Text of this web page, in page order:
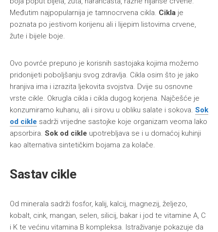
Međutim najpopularnija je tamnocrvena cikla. Cikla je
poznata po jestivom korijenu ali i lijepim listovima crvene,
žute i bijele boje.
Ovo povrće prepuno je korisnih sastojaka kojima možemo
pridonijeti poboljšanju svog zdravlja. Cikla osim što je jako
hranjiva ima i izrazita ljekovita svojstva. Dvije su osnovne
vrste cikle. Okrugla cikla i cikla dugog korjena. Najčešće je
konzumiramo kuhanu, ali i sirovu u obliku salate i sokova. Sok
od cikle sadrži vrijedne sastojke koje organizam veoma lako
apsorbira. Sok od cikle upotrebljava se i u domaćoj kuhinji
kao alternativa sintetičkim bojama za kolače.
Sastav cikle
Od minerala sadrži fosfor, kalij, kalcij, magnezij, željezo,
kobalt, cink, mangan, selen, silicij, bakar i jod te vitamine A, C
i K te većinu vitamina B kompleksa. Istraživanje pokazuje da